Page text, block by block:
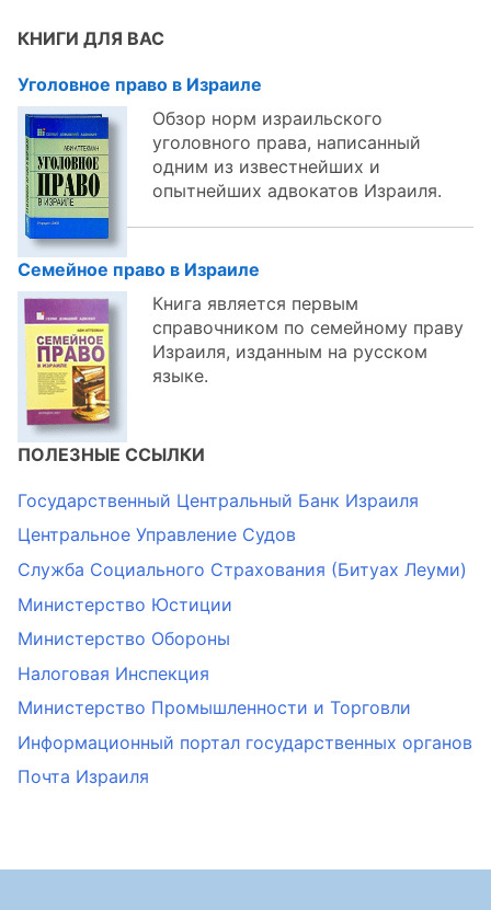
КНИГИ ДЛЯ ВАС
Уголовное право в Израиле
Обзор норм израильского
уголовного права, написанный
одним из известнейших и
опытнейших адвокатов Израиля.
Семейное право в Израиле
Книга является первым
справочником по семейному праву
Израиля, изданным на русском
языке.
ПОЛЕЗНЫЕ ССЫЛКИ
Государственный Центральный Банк Израиля
Центральное Управление Судов
Служба Социального Страхования (Битуах Леуми)
Министерство Юстиции
Министерство Обороны
Налоговая Инспекция
Министерство Промышленности и Торговли
Информационный портал государственных органов
Почта Израиля